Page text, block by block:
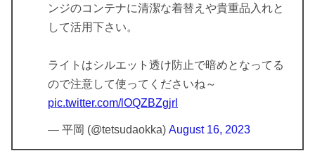
ンジのコンテナに清潔な着替えや貴重品入れと
して活用下さい。
ライトはシルエット透け防止で暗めとなってる
ので注意して使ってくださいね～
pic.twitter.com/lOQZBZgjrl
— 平岡 (@tetsudaokka) August 16, 2023